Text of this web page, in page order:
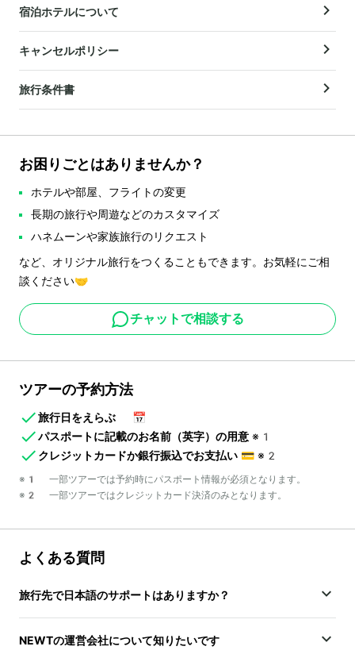
宿泊ホテルについて
キャンセルポリシー
旅行条件書
お困りごとはありませんか？
ホテルや部屋、フライトの変更
長期の旅行や周遊などのカスタマイズ
ハネムーンや家族旅行のリクエスト
など、オリジナル旅行をつくることもできます。お気軽にご相
談ください🤝
チャットで相談する
ツアーの予約方法
旅行日をえらぶ
📅
パスポートに記載のお名前（英字）の用意 ※1
クレジットカードか銀行振込でお支払い 💳 ※2
※1 一部ツアーでは予約時にパスポート情報が必須となります。
※2 一部ツアーではクレジットカード決済のみとなります。
よくある質問
旅行先で日本語のサポートはありますか？
NEWTの運営会社について知りたいです